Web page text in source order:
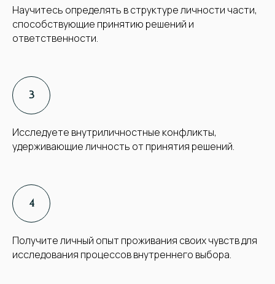
Научитесь определять в структуре личности части,
способствующие принятию решений и
ответственности.
Исследуете внутриличностные конфликты,
удерживающие личность от принятия решений.
Получите личный опыт проживания своих чувств для
исследования процессов внутреннего выбора.